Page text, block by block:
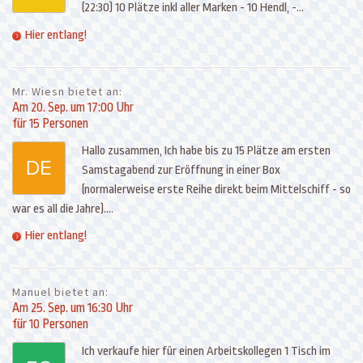
(22:30) 10 Plätze inkl aller Marken - 10 Hendl, -...
Hier entlang!
Mr. Wiesn bietet an:
Am 20. Sep. um 17:00 Uhr
für 15 Personen
Hallo zusammen, Ich habe bis zu 15 Plätze am ersten
Samstagabend zur Eröffnung in einer Box
(normalerweise erste Reihe direkt beim Mittelschiff - so
war es all die Jahre)....
Hier entlang!
Manuel bietet an:
Am 25. Sep. um 16:30 Uhr
für 10 Personen
Ich verkaufe hier für einen Arbeitskollegen 1 Tisch im